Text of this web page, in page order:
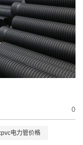
0
电力管价格